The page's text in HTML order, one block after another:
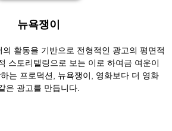
뉴욕쟁이
활동을 기반으로 전형적인 광고의 평면적
스토리텔링으로 보는 이로 하여금 여운이
는 프로덕션, 뉴욕쟁이, 영화보다 더 영화
은 광고를 만듭니다.